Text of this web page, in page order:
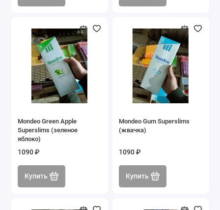
Mondeo Green Apple
Superslims (зеленое
яблоко)
1090 ₽
Купить
Mondeo Gum Superslims
(жвачка)
1090 ₽
Купить